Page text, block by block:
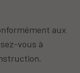
aux
vous à